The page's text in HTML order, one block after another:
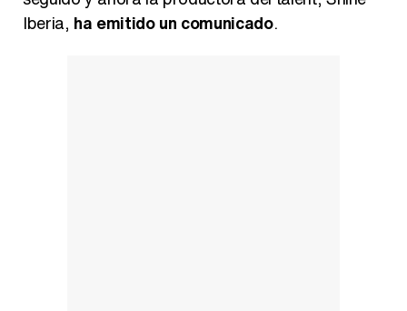
Iberia, ha emitido un comunicado.